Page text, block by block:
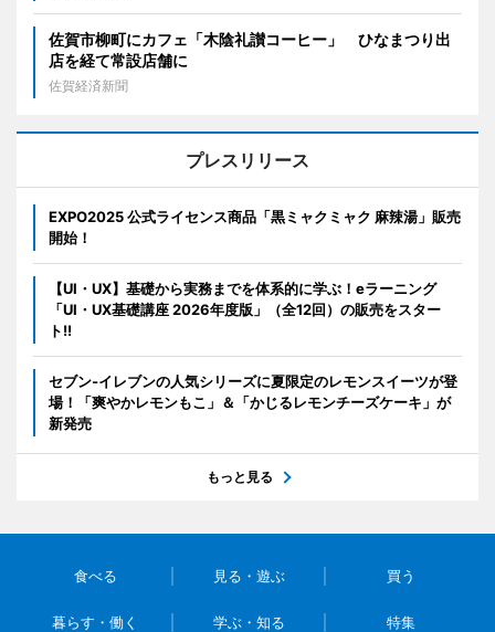
佐賀市柳町にカフェ「木陰礼讃コーヒー」 ひなまつり出
店を経て常設店舗に
佐賀経済新聞
プレスリリース
EXPO2025 公式ライセンス商品「黒ミャクミャク 麻辣湯」販売
開始！
【UI・UX】基礎から実務までを体系的に学ぶ！eラーニング
「UI・UX基礎講座 2026年度版」（全12回）の販売をスター
ト!!
セブン‐イレブンの人気シリーズに夏限定のレモンスイーツが登
場！「爽やかレモンもこ」＆「かじるレモンチーズケーキ」が
新発売
もっと見る
食べる 見る・遊ぶ 買う
暮らす・働く 学ぶ・知る 特集